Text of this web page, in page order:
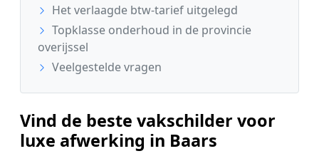
Het verlaagde btw-tarief uitgelegd
Topklasse onderhoud in de provincie
overijssel
Veelgestelde vragen
Vind de beste vakschilder voor
luxe afwerking in Baars